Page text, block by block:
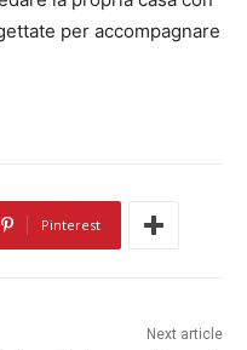
per accompagnare
Pinterest
Next article